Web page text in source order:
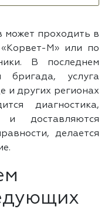
может проходить в
М» или по
В последнем
бригада, услуга
и других регионах
диагностика,
и доставляются
делается